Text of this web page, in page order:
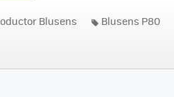
Blusens Blusens P80